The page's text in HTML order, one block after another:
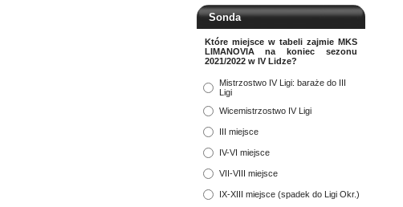
Sonda
Które miejsce w tabeli zajmie MKS
LIMANOVIA na koniec sezonu
2021/2022 w IV Lidze?
Mistrzostwo IV Ligi: baraże do III
Ligi
Wicemistrzostwo IV Ligi
III miejsce
IV-VI miejsce
VII-VIII miejsce
IX-XIII miejsce (spadek do Ligi Okr.)